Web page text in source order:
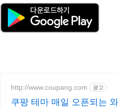
http://www.coupang.com 광고
쿠팡 테마 매일 오픈되는